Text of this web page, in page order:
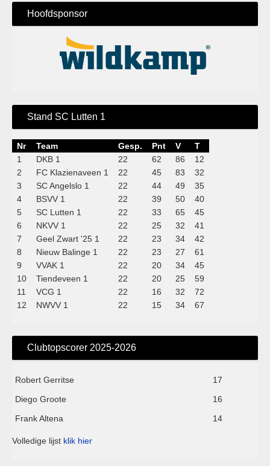
Hoofdsponsor
Stand SC Lutten 1
Nr Team Gesp. Pnt V
T
1
DKB 1 22 62 86
12
2
FC Klazienaveen 1 22 45 83
32
3
SC Angelslo 1 22 44 49
35
4
BSVV 1 22 39 50
40
5
SC Lutten 1 22 33 65
45
6
NKVV 1 22 25 32
41
7
Geel Zwart '25 1 22 23 34
42
8
Nieuw Balinge 1 22 23 27
61
9
VVAK 1 22 20 34
45
10
Tiendeveen 1 22 20 25
59
11
VCG 1 22 16 32
72
12
NWVV 1 22 15 34 67
Clubtopscorer 2025-2026
Robert Gerritse
17
Diego Groote
16
Frank Altena
14
Volledige lijst klik hier